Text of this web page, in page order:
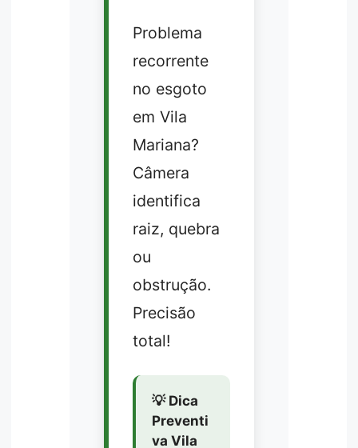
Problema
recorrente
no esgoto
em Vila
Mariana?
Câmera
identifica
raiz, quebra
ou
obstrução.
Precisão
total!
💡 Dica
Preventi
va Vila